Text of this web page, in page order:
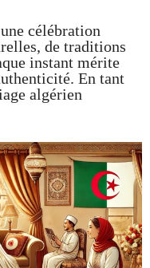
célébration
de traditions
instant mérite
En tant
algérien